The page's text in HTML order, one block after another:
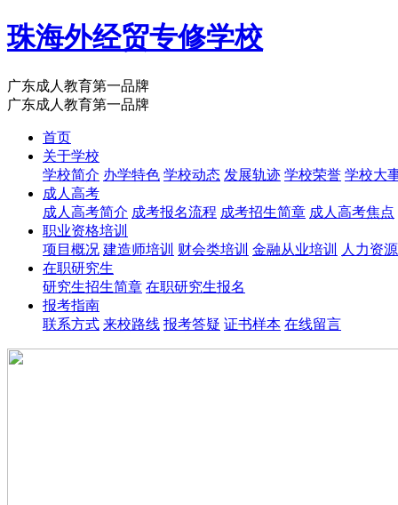
珠海外经贸专修学校
广东成人教育第一品牌
广东成人教育第一品牌
首页
关于学校
学校简介 办学特色 学校动态 发展轨迹 学校荣誉 学校大
成人高考
成人高考简介 成考报名流程 成考招生简章 成人高考焦点
职业资格培训
项目概况 建造师培训 财会类培训 金融从业培训
人力资
在职研究生
研究生招生简章 在职研究生报名
报考指南
联系方式 来校路线 报考答疑 证书样本 在线留言